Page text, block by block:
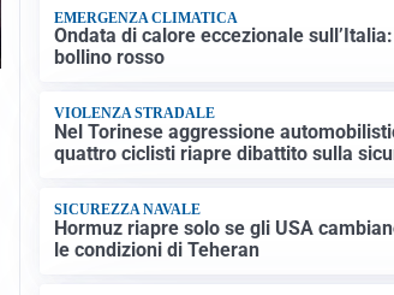
EMERGENZA CLIMATICA
Ondata di calore eccezionale
bollino rosso
VIOLENZA STRADALE
Nel Torinese aggressione
quattro ciclisti riapre dibattito sulla
SICUREZZA NAVALE
Hormuz riapre solo se gli USA
le condizioni di Teheran